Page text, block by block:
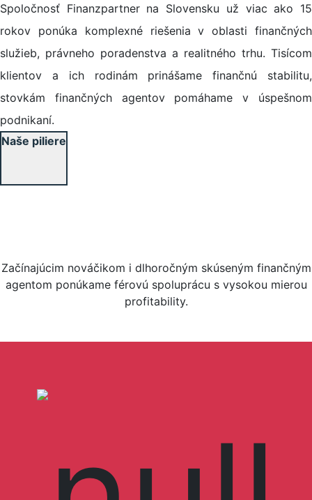
Spoločnosť Finanzpartner na Slovensku už viac ako 15
rokov ponúka komplexné riešenia v oblasti finančných
služieb, právneho poradenstva a realitného trhu. Tisícom
klientov a ich rodinám prinášame finančnú stabilitu,
stovkám finančných agentov pomáhame v úspešnom
podnikaní.
Naše piliere
Začínajúcim nováčikom i dlhoročným skúseným finančným
agentom ponúkame férovú spoluprácu s vysokou mierou
profitability.